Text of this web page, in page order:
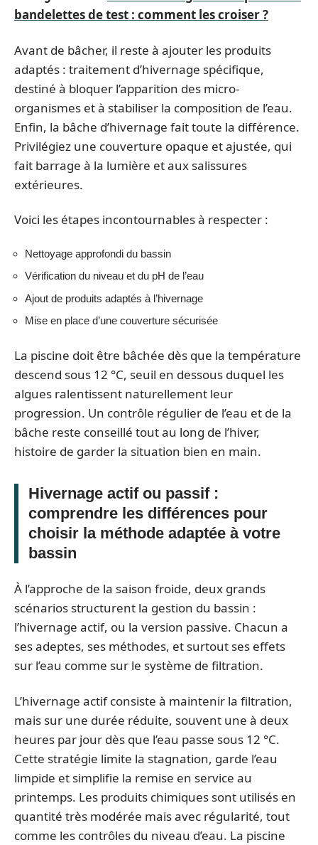
bandelettes de test : comment les croiser ?
Avant de bâcher, il reste à ajouter les produits
adaptés : traitement d’hivernage spécifique,
destiné à bloquer l’apparition des micro-
organismes et à stabiliser la composition de l’eau.
Enfin, la bâche d’hivernage fait toute la différence.
Privilégiez une couverture opaque et ajustée, qui
fait barrage à la lumière et aux salissures
extérieures.
Voici les étapes incontournables à respecter :
Nettoyage approfondi du bassin
Vérification du niveau et du pH de l’eau
Ajout de produits adaptés à l’hivernage
Mise en place d’une couverture sécurisée
La piscine doit être bâchée dès que la température
descend sous 12 °C, seuil en dessous duquel les
algues ralentissent naturellement leur
progression. Un contrôle régulier de l’eau et de la
bâche reste conseillé tout au long de l’hiver,
histoire de garder la situation bien en main.
Hivernage actif ou passif :
comprendre les différences pour
choisir la méthode adaptée à votre
bassin
À l’approche de la saison froide, deux grands
scénarios structurent la gestion du bassin :
l’hivernage actif, ou la version passive. Chacun a
ses adeptes, ses méthodes, et surtout ses effets
sur l’eau comme sur le système de filtration.
L’hivernage actif consiste à maintenir la filtration,
mais sur une durée réduite, souvent une à deux
heures par jour dès que l’eau passe sous 12 °C.
Cette stratégie limite la stagnation, garde l’eau
limpide et simplifie la remise en service au
printemps. Les produits chimiques sont utilisés en
quantité très modérée mais avec régularité, tout
comme les contrôles du niveau d’eau. La piscine